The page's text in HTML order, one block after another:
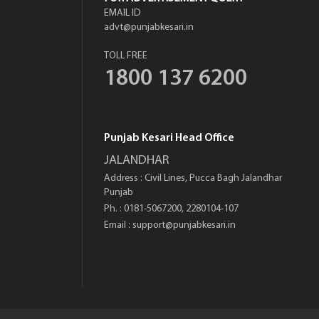
EMAIL ID
advt@punjabkesari.in
TOLL FREE
1800 137 6200
Punjab Kesari Head Office
JALANDHAR
Address : Civil Lines, Pucca Bagh Jalandhar
Punjab
Ph. : 0181-5067200, 2280104-107
Email : support@punjabkesari.in